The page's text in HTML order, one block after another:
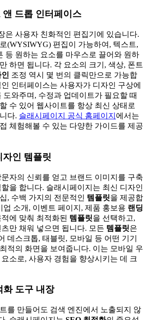
드롭 인터페이스
은 사용자 친화적인 편집기에 있습니다.
(WYSIWYG) 편집이 가능하여, 텍스트,
등 원하는 요소를 마우스로 끌어와 원하
하면 됩니다. 각 요소의 크기, 색상, 폰트
조정 역시 몇 번의 클릭만으로 가능합
인터페이스는 사용자가 디자인 구상에
도와주며, 수정과 업데이트가 필요할 때
수 있어 웹사이트를 항상 최신 상태로
다. 슬래시페이지 공식 홈페이지 에서는
체험해볼 수 있는 다양한 가이드를 제공
인 템플릿
문자의 신뢰를 얻고 브랜드 이미지를 구축
을 합니다. 슬래시페이지는 최신 디자인
, 수백 가지의 전문적인 템플릿을 제공합
업 소개, 이벤트 페이지, 제품 홍보용 랜딩
에 맞춰 최적화된 템플릿을 선택하고,
만 채워 넣으면 됩니다. 모든 템플릿은
데스크톱, 태블릿, 모바일 등 어떤 기기
적의 화면을 보여줍니다. 이는 모바일 우
소로, 사용자 경험을 향상시키는 데 크
화 도구 내장
를 만들어도 검색 엔진에서 노출되지 않